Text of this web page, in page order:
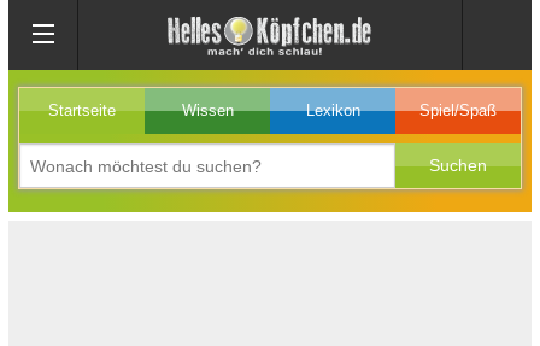
Startseite Wissen Lexikon Spiel/Spaß